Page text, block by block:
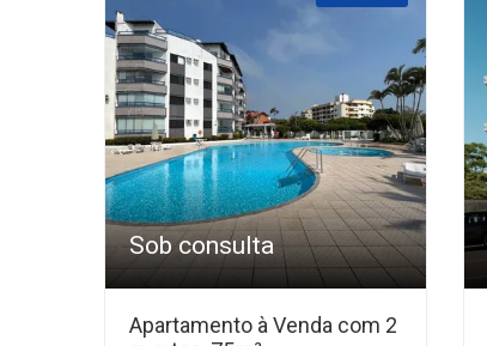
Sob consulta
Apartamento à Venda com 2